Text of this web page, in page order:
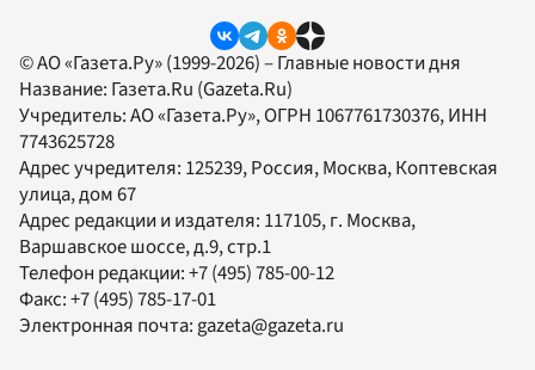
© АО «Газета.Ру» (1999-2026) – Главные новости дня
Название: Газета.Ru (Gazeta.Ru)
Учредитель:АО «Газета.Ру», ОГРН 1067761730376, ИНН
7743625728
Адрес учредителя: 125239, Россия, Москва, Коптевская
улица, дом 67
Адрес редакции и издателя: 117105, г. Москва,
Варшавское шоссе, д.9, стр.1
Телефон редакции:+7 (495) 785-00-12
Факс:+7 (495) 785-17-01
Электронная почта: gazeta@gazeta.ru